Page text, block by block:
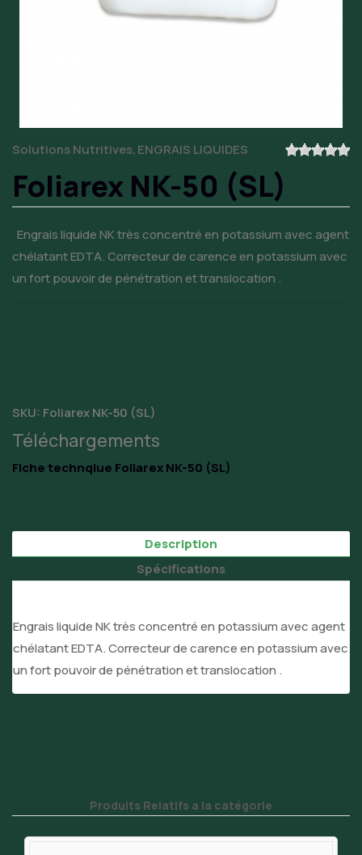
Solutions NutritivesENGRAIS LIQUIDES
Foliarex NK-50 (SL)
Engrais liquide NK très concentré en potassium avec agent
chélatant EDTA. Correcteur de carence en potassium avec
un fort pouvoir de pénétration et translocation .
SKU: Foliarex NK-50 (SL)
Téléchargements
Fiche technqiue Foliarex NK-50 (SL)
Description
Spécifications
Engrais liquide NK très concentré en potassium avec agent
chélatant EDTA. Correcteur de carence en potassium avec
un fort pouvoir de pénétration et translocation .
Produits Relatifs a la catégorie